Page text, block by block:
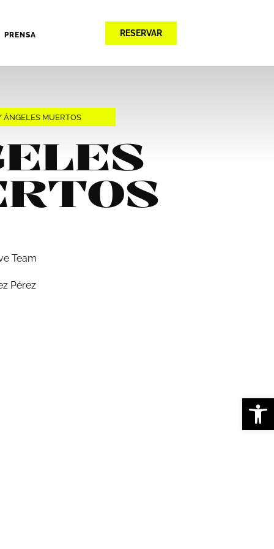
PRENSA RESERVAR
ÁNGELES MUERTOS
Team
Pérez
Abrir